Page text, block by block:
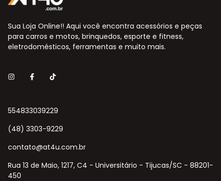
Sua Loja Online!! Aqui você encontra acessórios e peças
para carros e motos, brinquedos, esporte e fitness,
eletrodomésticos, ferramentas e muito mais.
554833039229
(48) 3303-9229
contato@at4u.com.br
Rua 13 de Maio, 1217, C4 - Universitário - Tijucas/SC - 88201-
450